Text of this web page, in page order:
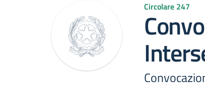
Circolare 247